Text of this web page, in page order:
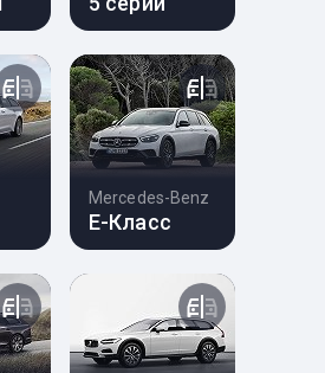
Mercedes-Benz
E-Класс